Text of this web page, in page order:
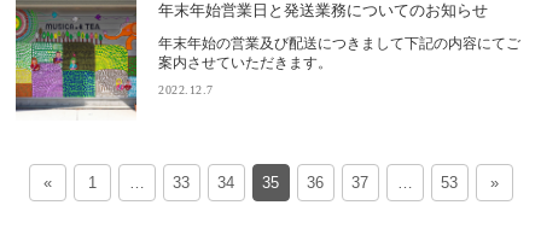
年末年始営業日と発送業務についてのお知らせ
年末年始の営業及び配送につきまして下記の内容にてご
案内させていただきます。
2022.12.7
« 1 … 33 34 35 36 37 … 53 »